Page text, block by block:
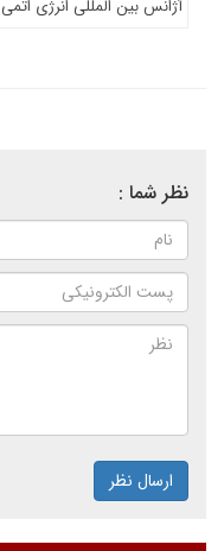
آژانس بین المللی انرژی اتمی
نظر شما :
ارسال نظر